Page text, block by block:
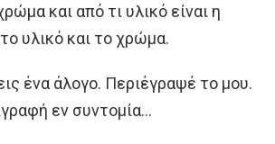
και από τι υλικό είναι η
υλικό και το χρώμα.
ένα άλογο. Περιέγραψέ το μου.
εν συντομία…